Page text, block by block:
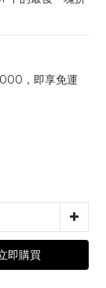
，即享免運
即購買